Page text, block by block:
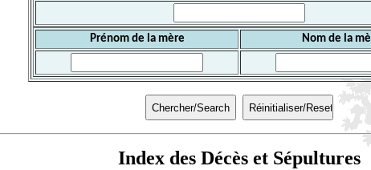
Prénom de la mère Nom de la
Index des Décès et Sépultures